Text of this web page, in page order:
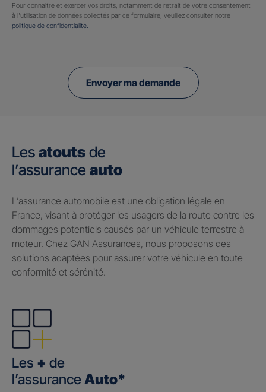
Pour connaitre et exercer vos droits, notamment de retrait de votre consentement
à l'utilisation de données collectés par ce formulaire, veuillez consulter notre
politique de confidentialité.
Envoyer ma demande
Les atouts de
l’assurance auto
​L’assurance automobile est une obligation légale en
France, visant à protéger les usagers de la route contre les
dommages potentiels causés par un véhicule terrestre à
moteur. Chez GAN Assurances, nous proposons des
solutions adaptées pour assurer votre véhicule en toute
conformité et sérénité.
Les + de
l’assurance Auto*